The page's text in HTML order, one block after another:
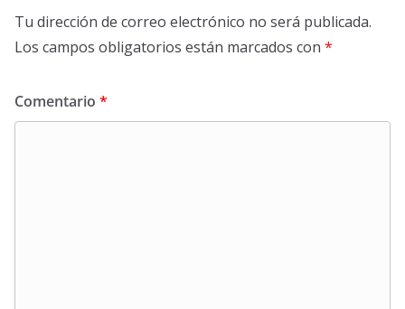
Tu dirección de correo electrónico no será publicada.
Los campos obligatorios están marcados con *
Comentario *